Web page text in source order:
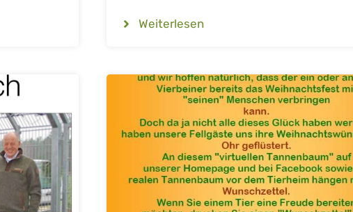
Weiterlesen